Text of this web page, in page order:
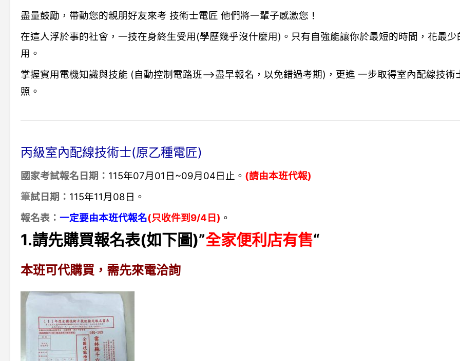
盡量鼓勵，帶動您的親朋好友來考 技術士電匠 他們將一輩子感激您！
在這人浮於事的社會，一技在身終生受用(學歷幾乎沒什麼用)。只有自強能讓你於最短的時間，花最少
用。
掌握實用電機知識與技能 (自動控制電路班–>盡早報名，以免錯過考期)，更進 一步取得室內配線技術
照。
丙級室內配線技術士(原乙種電匠)
國家考試報名日期： 115年07月01日~09月04日止。 (請由本班代報)
筆試日期： 115年11月08日 。
報名表： 一定要由本班代報名(只收件到9/4日) 。
1.請先購買報名表(如下圖)”全家便利店有售“
本班可代購買，需先來電洽詢